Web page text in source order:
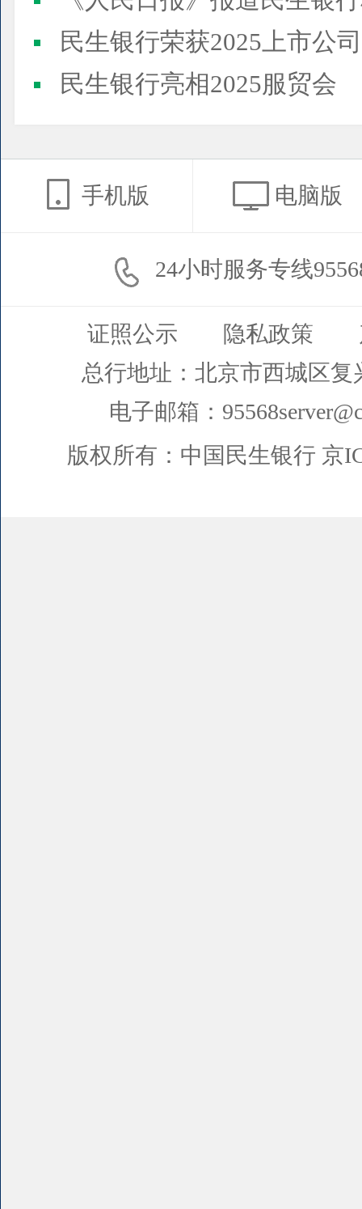
民生银行荣获2025上市公司董事会最佳实践案例、上市公
民生银行亮相2025服贸会
手机版 电脑版
24小时服务专线
证照公示 隐私政策
总行地址：北京市西城区复
电子邮箱：
版权所有：中国民生银行 京